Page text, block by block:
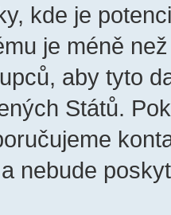
kde je
je méně
aby tyto
Států.
nebude